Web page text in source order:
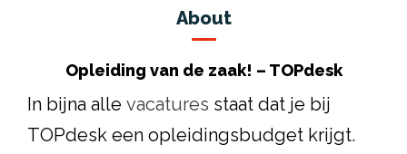
About
Opleiding van de zaak! – TOPdesk
In bijna alle vacatures staat dat je bij
TOPdesk een opleidingsbudget krijgt.